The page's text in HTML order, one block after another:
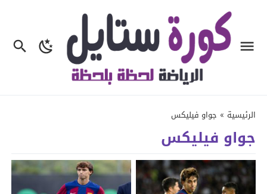
الرئيسية » جواو فيليكس
جواو فيليكس